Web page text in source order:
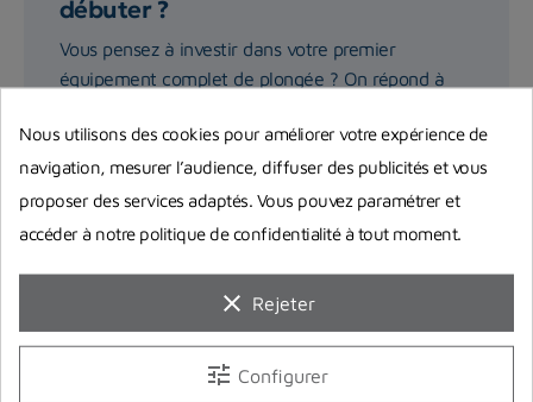
débuter ?
Vous pensez à investir dans votre premier
équipement complet de plongée ? On répond à
Lire la suite
Nous utilisons des cookies pour améliorer votre expérience de
navigation, mesurer l’audience, diffuser des publicités et vous
proposer des services adaptés. Vous pouvez paramétrer et
accéder à notre politique de confidentialité à tout moment.
clear Rejeter
tune Configurer